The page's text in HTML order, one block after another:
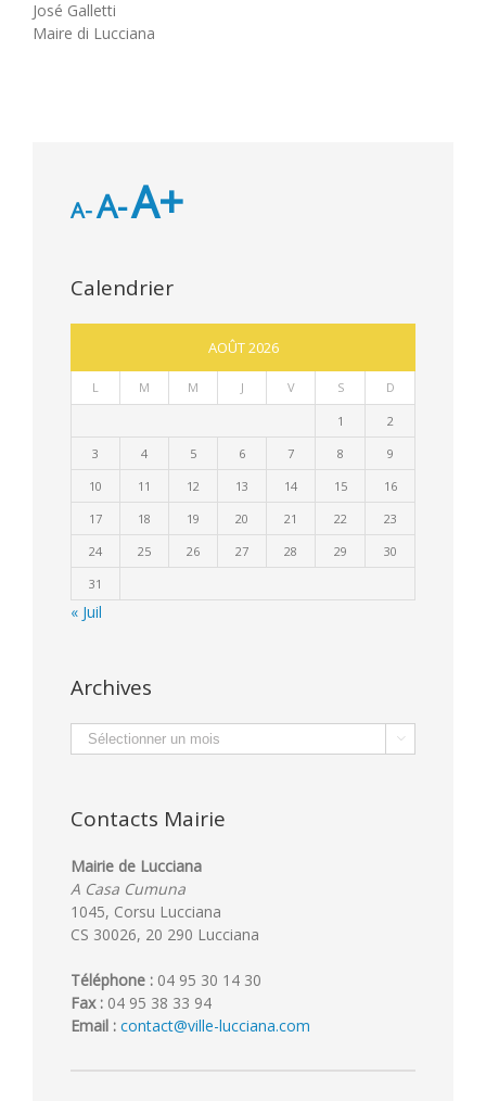
José Galletti
Maire di Lucciana
A-A-A+
Calendrier
AOÛT 2026
L M M J V S D
1
2
3
4 5 6 7 8
9
10
11 12 13 14 15
16
17
18 19 20 21 22
23
24
25 26 27 28 29
30
31
« Juil
Archives
Archives 
Contacts Mairie
Mairie de Lucciana
A Casa Cumuna
1045, Corsu Lucciana
CS 30026, 20 290 Lucciana
Téléphone : 04 95 30 14 30
Fax : 04 95 38 33 94
Email : contact@ville-lucciana.com